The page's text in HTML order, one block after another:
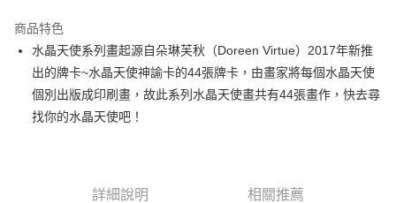
Apple Pay
街口支付
悠遊付
商品特色
水晶天使系列畫起源自朵琳芙秋（Doreen Virtue）2017年新推
出的牌卡~水晶天使神諭卡的44張牌卡，由畫家將每個水晶天使
個別出版成印刷畫，故此系列水晶天使畫共有44張畫作，快去尋
找你的水晶天使吧！
詳細說明 相關推薦